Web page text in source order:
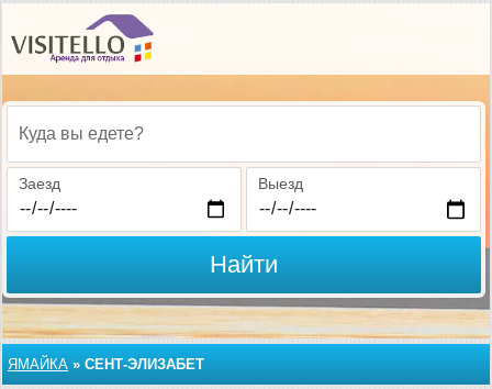
Куда вы едете?
Заезд Выезд
Найти
ЯМАЙКА » СЕНТ-ЭЛИЗАБЕТ